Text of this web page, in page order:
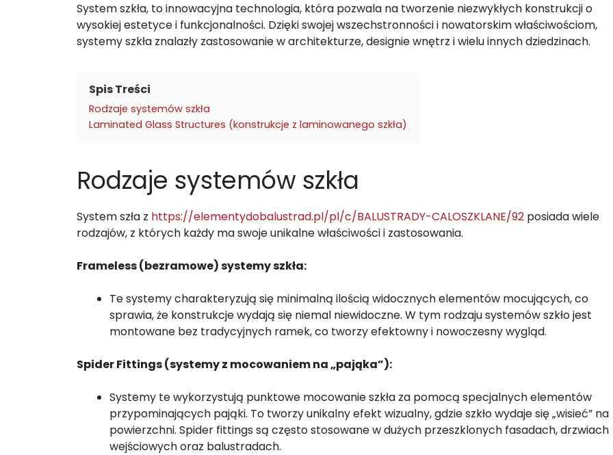
System szkła, to innowacyjna technologia, która pozwala na tworzenie niezwykłych konstrukcji o
wysokiej estetyce i funkcjonalności. Dzięki swojej wszechstronności i nowatorskim właściwościom,
systemy szkła znalazły zastosowanie w architekturze, designie wnętrz i wielu innych dziedzinach.
Spis Treści
Rodzaje systemów szkła
Laminated Glass Structures (konstrukcje z laminowanego szkła)
Rodzaje systemów szkła
System szła z https://elementydobalustrad.pl/pl/c/BALUSTRADY-CALOSZKLANE/92 posiada wiele
rodzajów, z których każdy ma swoje unikalne właściwości i zastosowania.
Frameless (bezramowe) systemy szkła:
Te systemy charakteryzują się minimalną ilością widocznych elementów mocujących, co
sprawia, że konstrukcje wydają się niemal niewidoczne. W tym rodzaju systemów szkło jest
montowane bez tradycyjnych ramek, co tworzy efektowny i nowoczesny wygląd.
Spider Fittings (systemy z mocowaniem na „pająka”):
Systemy te wykorzystują punktowe mocowanie szkła za pomocą specjalnych elementów
przypominających pająki. To tworzy unikalny efekt wizualny, gdzie szkło wydaje się „wisieć” na
powierzchni. Spider fittings są często stosowane w dużych przeszklonych fasadach, drzwiach
wejściowych oraz balustradach.